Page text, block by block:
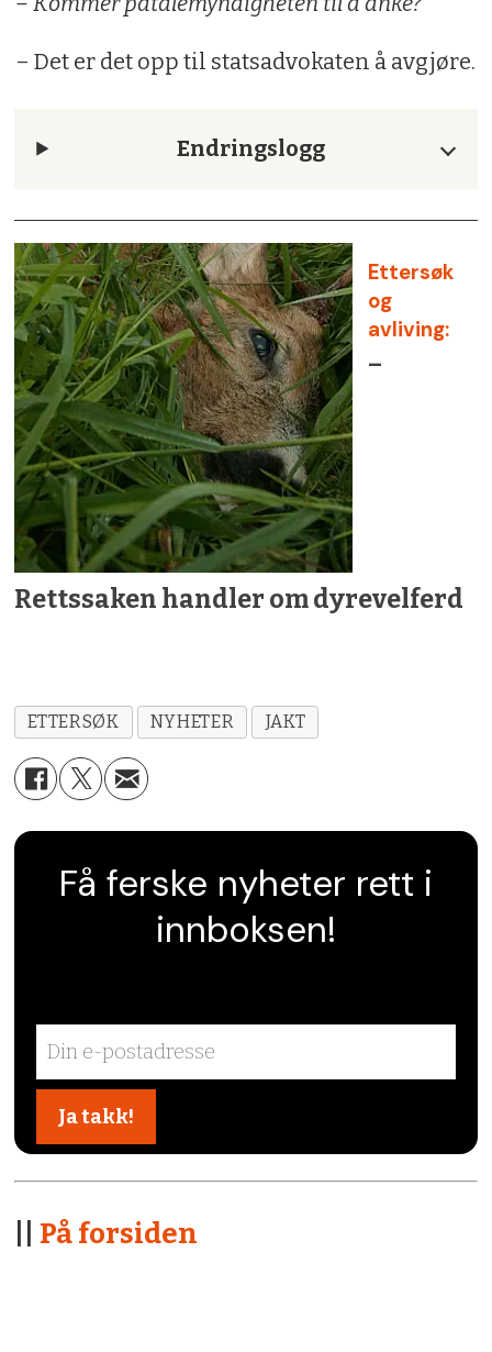
– Det er det opp til statsadvokaten å avgjøre.
Endringslogg
Ettersøk
og
avliving:
–
Rettssaken handler om dyrevelferd
ETTERSØK NYHETER JAKT
Få ferske nyheter rett i
innboksen!
På forsiden